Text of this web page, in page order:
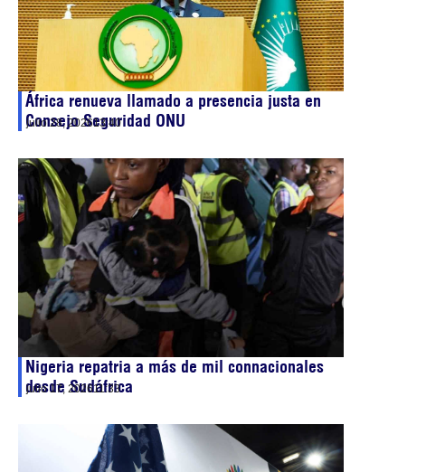
África renueva llamado a presencia justa en
Consejo Seguridad ONU
julio 28, 202613:40
Nigeria repatria a más de mil connacionales
desde Sudáfrica
julio 17, 202611:33